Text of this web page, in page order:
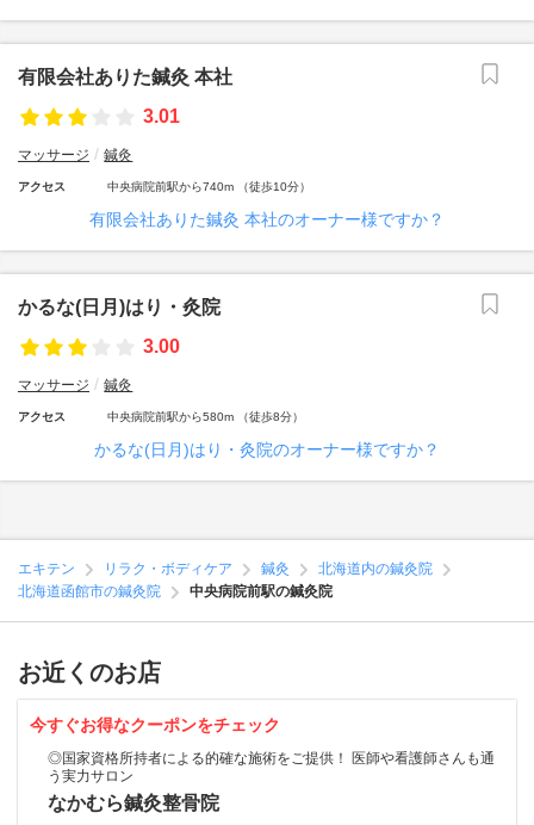
有限会社ありた鍼灸 本社
3.01
マッサージ 鍼灸
アクセス 中央病院前駅から740m （徒歩10分）
有限会社ありた鍼灸 本社のオーナー様ですか？
かるな(日月)はり・灸院
3.00
マッサージ 鍼灸
アクセス 中央病院前駅から580m （徒歩8分）
かるな(日月)はり・灸院のオーナー様ですか？
エキテン リラク・ボディケア 鍼灸
北海道内の鍼灸院
北海道函館市の鍼灸院
中央病院前駅の鍼灸院
お近くのお店
今すぐお得なクーポンをチェック
◎国家資格所持者による的確な施術をご提供！ 医師や看護師さんも通
う実力サロン
なかむら鍼灸整骨院